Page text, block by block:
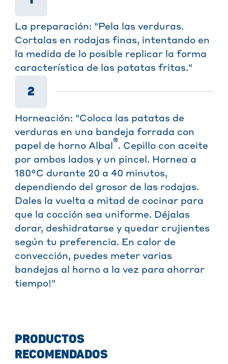
La preparación: "Pela las verduras.
Cortalas en rodajas finas, intentando en
la medida de lo posible replicar la forma
característica de las patatas fritas."
2
Horneación: "Coloca las patatas de
verduras en una bandeja forrada con
papel de horno Albal ®. Cepillo con aceite
por ambos lados y un pincel. Hornea a
180°C durante 20 a 40 minutos,
dependiendo del grosor de las rodajas.
Dales la vuelta a mitad de cocinar para
que la cocción sea uniforme. Déjalas
dorar, deshidratarse y quedar crujientes
según tu preferencia. En calor de
convección, puedes meter varias
bandejas al horno a la vez para ahorrar
tiempo!"
PRODUCTOS
RECOMENDADOS